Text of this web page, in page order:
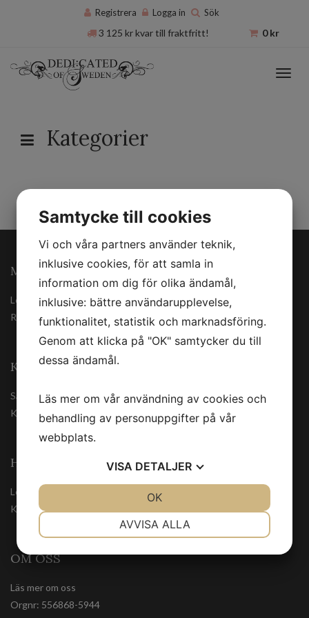
Registrera Logga in Sök
0kr
3 125 krkvar till fraktfritt!
Kategorier
MINA SIDOR
Logga in
Registrera
KUNDSERVICE
Säkerhetsdatablad
Kontakta oss
HANDLA TRYGGT
Leveranssätt
Köpvillkor
OM OSS
Läs mer om oss
Orgnr: 556868-5944
Samtycke till cookies
Vi och våra partners använder teknik,
inklusive cookies, för att samla in
information om dig för olika ändamål,
inklusive: bättre användarupplevelse,
funktionalitet, statistik och marknadsföring.
Genom att klicka på "OK" samtycker du till
dessa ändamål.
Läs mer om vår användning av cookies och
behandling av personuppgifter på vår
webbplats.
VISA DETALJER
AVVISA ALLA
OK